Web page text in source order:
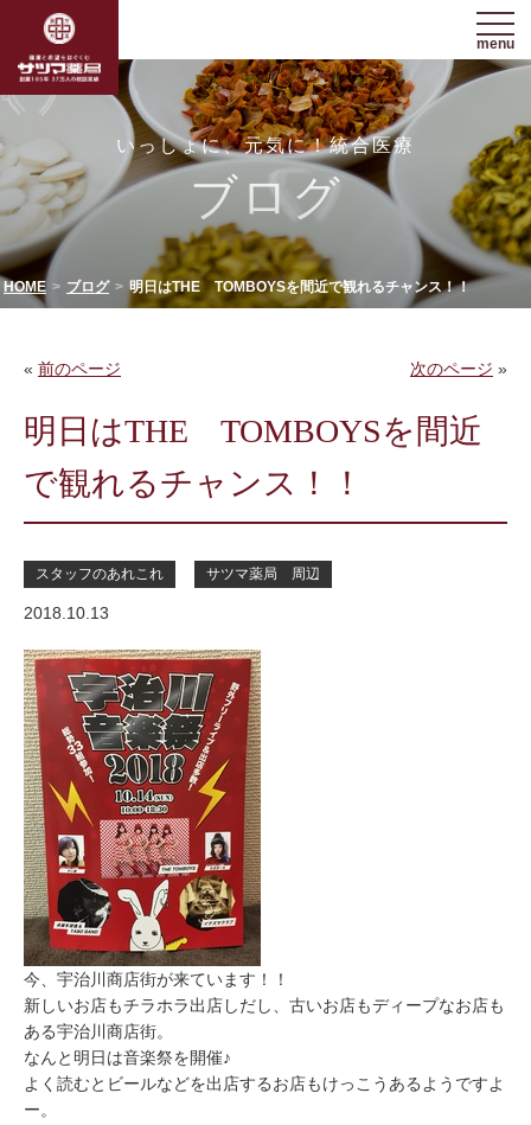
menu
いっしょに、元気に！統合医療
ブログ
HOME ブログ 明日はTHE TOMBOYSを間近で観れるチャンス！！
« 前のページ 次のページ »
明日はTHE TOMBOYSを間近
で観れるチャンス！！
スタッフのあれこれ サツマ薬局 周辺
2018.10.13
今、宇治川商店街が来ています！！
新しいお店もチラホラ出店しだし、古いお店もディープなお店も
ある宇治川商店街。
なんと明日は音楽祭を開催♪
よく読むとビールなどを出店するお店もけっこうあるようですよ
ー。